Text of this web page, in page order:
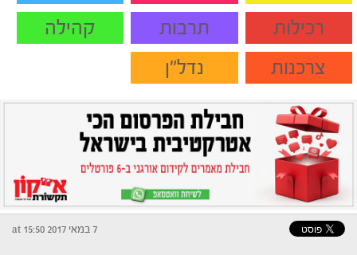
רכילות
תרבות
קהילה
צרכנות
נדל"ן
7 במאי 2017 at 15:50